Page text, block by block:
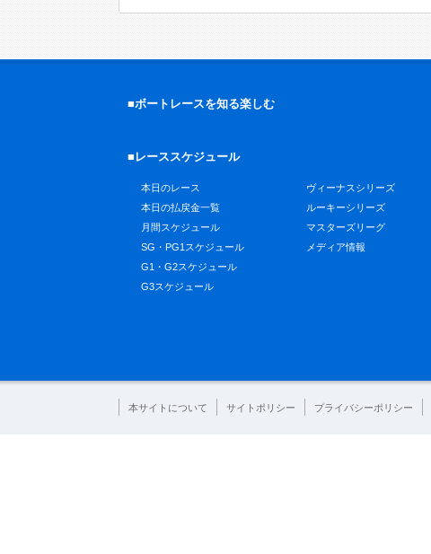
■ボートレースを知る楽しむ
■レーススケジュール
本日のレース
本日の払戻金一覧
月間スケジュール
SG・PG1スケジュール
G1・G2スケジュール
G3スケジュール
ヴィーナスシリーズ
ルーキーシリーズ
マスターズリーグ
メディア情報
本サイトについて サイトポリシー プライバシーポリシー